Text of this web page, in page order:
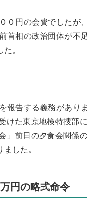
円の会費でしたが
首相の政治団体が不
。
告する義務があり
けた東京地検特捜部
」前日の夕食会関係
した。
円の略式命令